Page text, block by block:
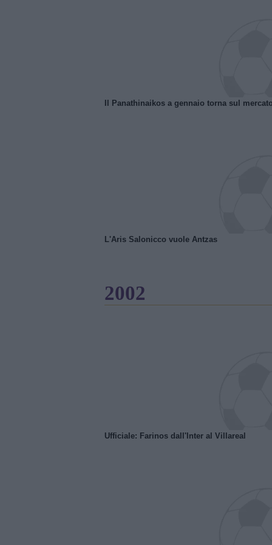
Il Panathinaikos a gennaio torna sul
L'Aris Salonicco vuole Antzas
2002
Ufficiale: Farinos dall'Inter al Villareal